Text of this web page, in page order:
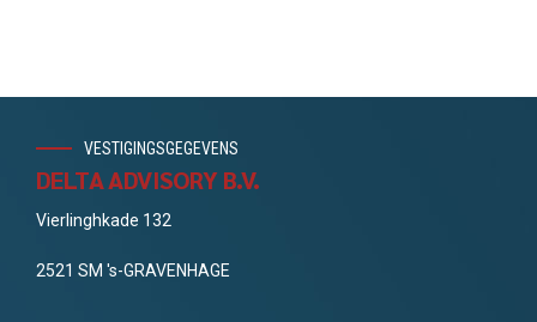
VESTIGINGSGEGEVENS
DELTA ADVISORY B.V.
Vierlinghkade 132
2521 SM 's-GRAVENHAGE